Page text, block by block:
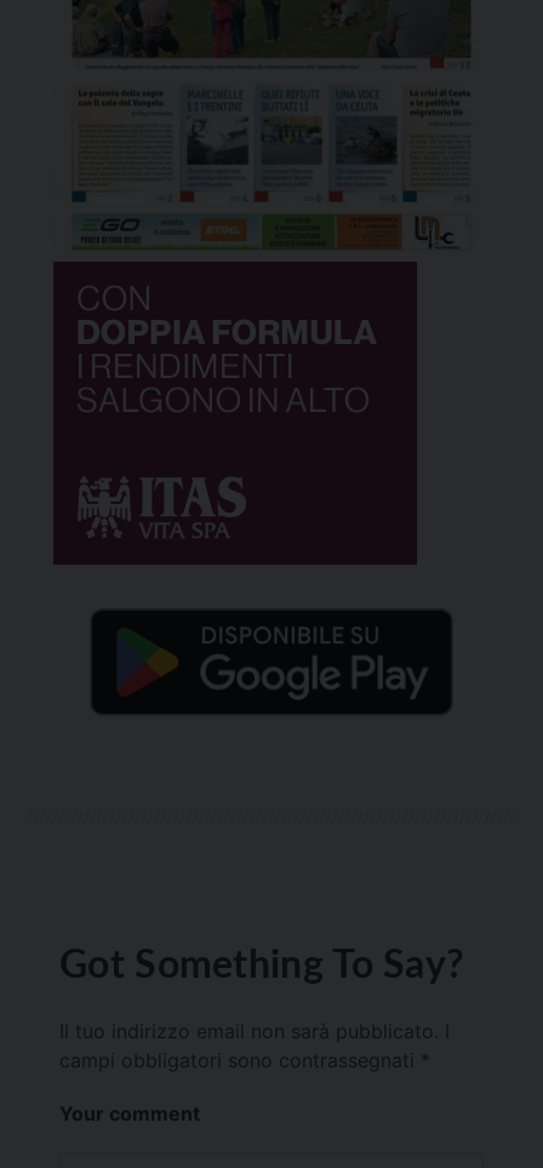
Got Something To Say?
Il tuo indirizzo email non sarà pubblicato.
campi obbligatori sono contrassegnati *
Your comment